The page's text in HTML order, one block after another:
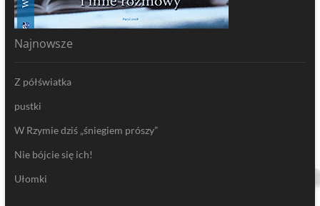
Najnowsze
Z półświatka
pustki
W Rzymie dziś „śniegiem prószy”
Nie bójcie się ich!
Ułomki